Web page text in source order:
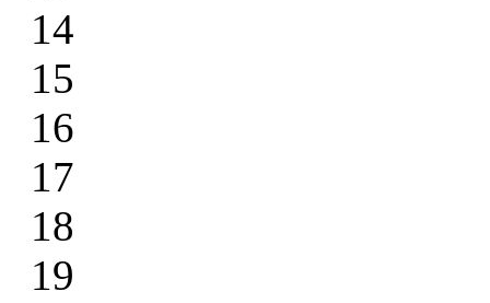
14
15
16
17
18
19